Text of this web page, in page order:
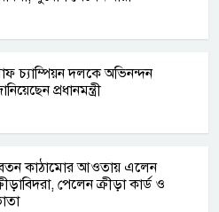
চ্যাম্পিয়ন দলকে অভিনন্দন
প্রধানমন্ত্রী
কাঠামোর আওতায় এলেন
পেলেন ক্রীড়া কার্ড ও